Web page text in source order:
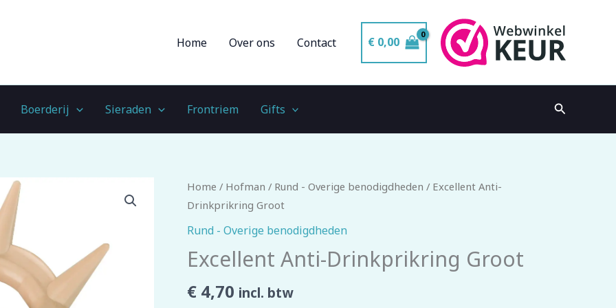
Home Over ons Contact € 0,00
Boerderij Sieraden Frontriem Gifts Zoeken
Home / Hofman / Rund - Overige benodigdheden / Excellent Anti-
Drinkprikring Groot
Rund - Overige benodigdheden
Excellent Anti-Drinkprikring Groot
€ 4,70 incl. btw
Excellent
Anti-
Drinkprikring
aantal